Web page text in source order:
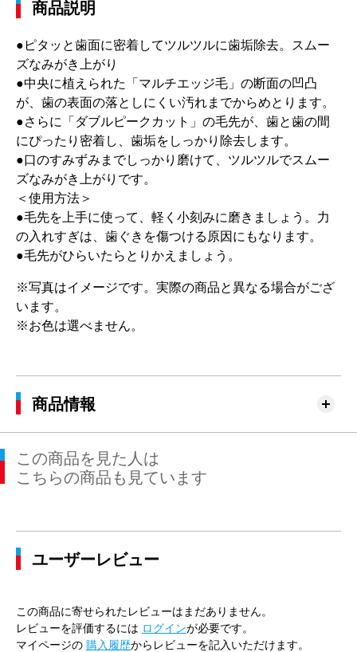
商品説明
●ピタッと歯面に密着してツルツルに歯垢除去。スムー
ズなみがき上がり
●中央に植えられた「マルチエッジ毛」の断面の凹凸
が、歯の表面の落としにくい汚れまでからめとります。
●さらに「ダブルピークカット」の毛先が、歯と歯の間
にぴったり密着し、歯垢をしっかり除去します。
●口のすみずみまでしっかり磨けて、ツルツルでスムー
ズなみがき上がりです。
＜使用方法＞
●毛先を上手に使って、軽く小刻みに磨きましょう。力
の入れすぎは、歯ぐきを傷つける原因にもなります。
●毛先がひらいたらとりかえましょう。
※写真はイメージです。実際の商品と異なる場合がござ
います。
※お色は選べません。
商品情報
この商品を見た人は
こちらの商品も見ています
ユーザーレビュー
この商品に寄せられたレビューはまだありません。
レビューを評価するには ログインが必要です。
マイページの 購入履歴からレビューを記入いただけます。